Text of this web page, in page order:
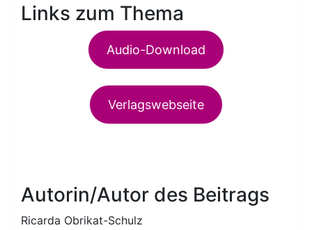
Links zum Thema
Audio-Download
Verlagswebseite
Autorin/Autor des Beitrags
Ricarda Obrikat-Schulz